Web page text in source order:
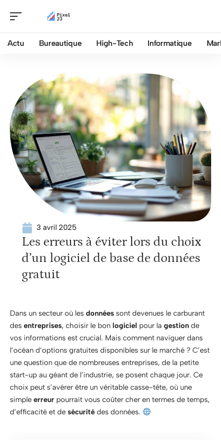
Actu Bureautique High-Tech Informatique
3 avril 2025
Les erreurs à éviter lors du choix
d’un logiciel de base de données
gratuit
Dans un secteur où les données sont devenues le carburant
des entreprises, choisir le bon logiciel pour la gestion de
vos informations est crucial. Mais comment naviguer dans
l’océan d’options gratuites disponibles sur le marché ? C’est
une question que de nombreuses entreprises, de la petite
start-up au géant de l’industrie, se posent chaque jour. Ce
choix peut s’avérer être un véritable casse-tête, où une
simple erreur pourrait vous coûter cher en termes de temps,
d’efficacité et de sécurité des données.